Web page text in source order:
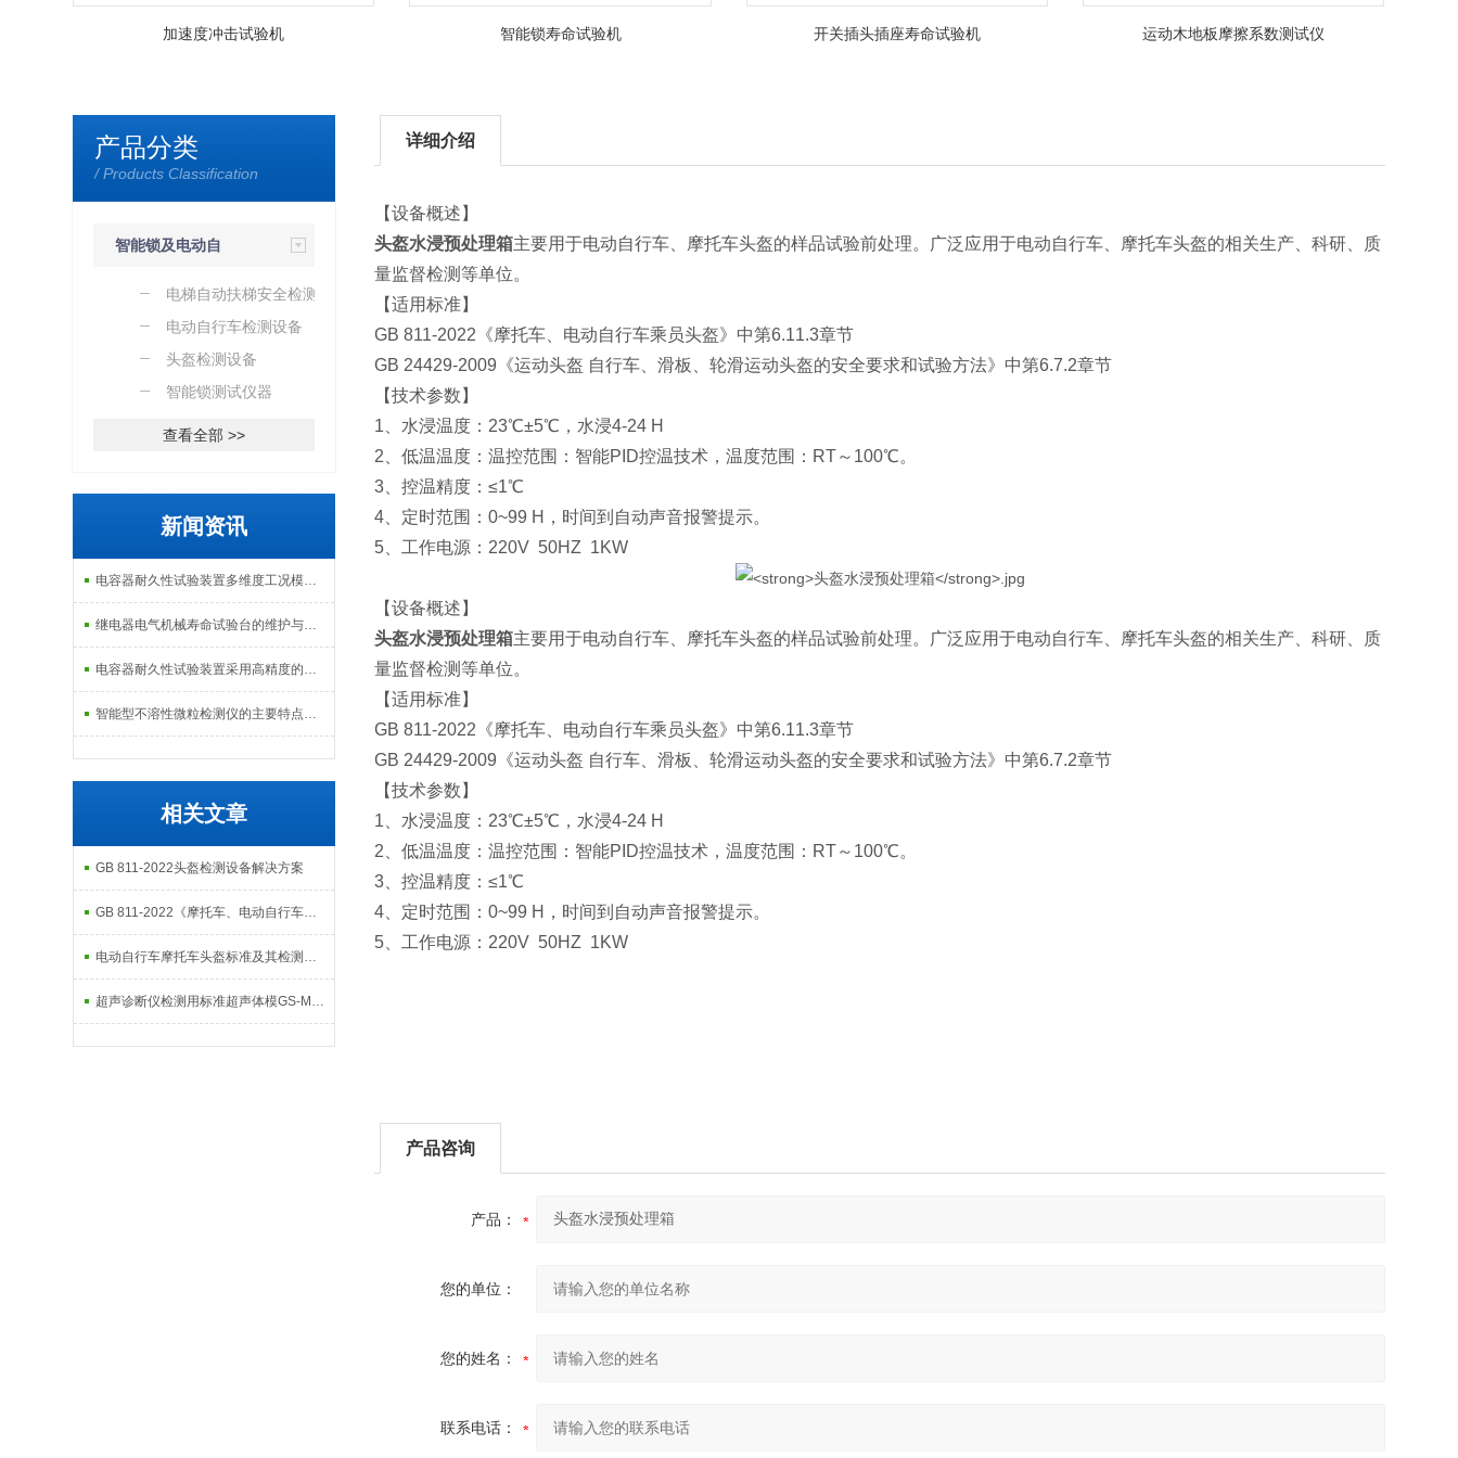
加速度冲击试验机 智能锁寿命试验机 开关插头插座寿命试验机 运动木地板摩擦系数测试仪
产品分类
/ Products Classification
智能锁及电动自
行车检测电梯自动扶梯安全检测设
备
电动自行车检测设备
头盔检测设备
智能锁测试仪器
查看全部 >>
新闻资讯
电容器耐久性试验装置多维度工况模拟子系统分享
继电器电气机械寿命试验台的维护与校准方式
电容器耐久性试验装置采用高精度的温度控制系统
智能型不溶性微粒检测仪的主要特点及基本工作流程介绍
相关文章
GB 811-2022头盔检测设备解决方案
GB 811-2022《摩托车、电动自行车乘员头盔》发布及检测设备清单
电动自行车摩托车头盔标准及其检测设备
超声诊断仪检测用标准超声体模GS-MT3024：通用B超检定的“全能基准尺”
详细介绍
【设备概述】
头盔水浸预处理箱主要用于电动自行车、摩托车头盔的样品试验前处理。广泛应用于电动自行车、摩托车头盔的相关生产、科研、质
量监督检测等单位。
【适用标准】
GB 811-2022《摩托车、电动自行车乘员头盔》中第6.11.3章节
GB 24429-2009《运动头盔 自行车、滑板、轮滑运动头盔的安全要求和试验方法》中第6.7.2章节
【技术参数】
1、水浸温度：23℃±5℃，水浸4-24 H
2、低温温度：温控范围：智能PID控温技术，温度范围：RT～100℃。
3、控温精度：≤1℃
4、定时范围：0~99 H，时间到自动声音报警提示。
5、工作电源：220V 50HZ 1KW
【设备概述】
头盔水浸预处理箱主要用于电动自行车、摩托车头盔的样品试验前处理。广泛应用于电动自行车、摩托车头盔的相关生产、科研、质
量监督检测等单位。
【适用标准】
GB 811-2022《摩托车、电动自行车乘员头盔》中第6.11.3章节
GB 24429-2009《运动头盔 自行车、滑板、轮滑运动头盔的安全要求和试验方法》中第6.7.2章节
【技术参数】
1、水浸温度：23℃±5℃，水浸4-24 H
2、低温温度：温控范围：智能PID控温技术，温度范围：RT～100℃。
3、控温精度：≤1℃
4、定时范围：0~99 H，时间到自动声音报警提示。
5、工作电源：220V 50HZ 1KW
产品咨询
产品：
您的单位：
您的姓名：
联系电话：